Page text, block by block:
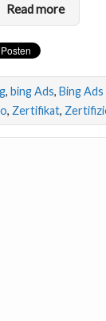
Read more
, bing Ads, Bing
, Zertifikat,